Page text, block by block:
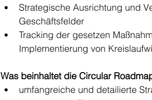
Strategische Ausrichtung und
Geschäftsfelder
Tracking der gesetzen
Implementierung von
Was beinhaltet die Circular
umfangreiche und detailierte